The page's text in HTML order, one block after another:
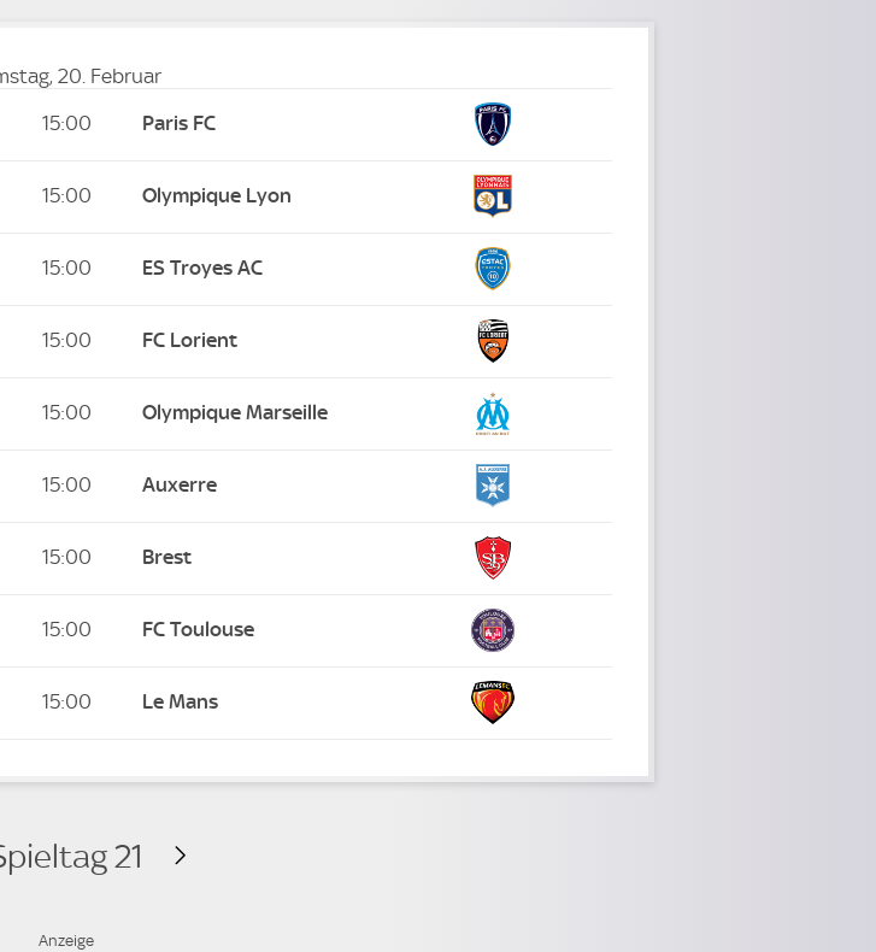
20. Februar
15:00 Paris FC
15:00 Olympique Lyon
15:00 ES Troyes AC
15:00 FC Lorient
15:00 Olympique Marseille
15:00 Auxerre
15:00 Brest
15:00 FC Toulouse
15:00 Le Mans
21